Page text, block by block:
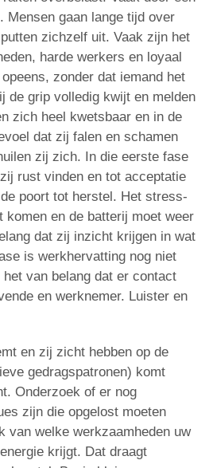
Mensen gaan lange tijd over
zichzelf uit. Vaak zijn het
harde werkers en loyaal
zonder dat iemand het
de grip volledig kwijt en melden
zich heel kwetsbaar en in de
dat zij falen en schamen
zij zich. In die eerste fase
rust vinden en tot acceptatie
poort tot herstel. Het stress-
en de batterij moet weer
dat zij inzicht krijgen in wat
is werkhervatting nog niet
van belang dat er contact
en werknemer. Luister en
en zij zicht hebben op de
gedragspatronen) komt
Onderzoek of er nog
zijn die opgelost moeten
van welke werkzaamheden uw
krijgt. Dat draagt